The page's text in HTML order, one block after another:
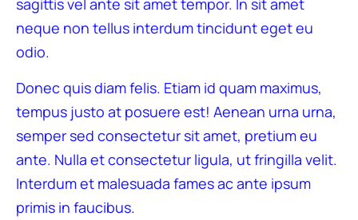
sagittis vel ante sit amet tempor. In sit amet
neque non tellus interdum tincidunt eget eu
odio.
Donec quis diam felis. Etiam id quam maximus,
tempus justo at posuere est! Aenean urna urna,
semper sed consectetur sit amet, pretium eu
ante. Nulla et consectetur ligula, ut fringilla velit.
Interdum et malesuada fames ac ante ipsum
primis in faucibus.